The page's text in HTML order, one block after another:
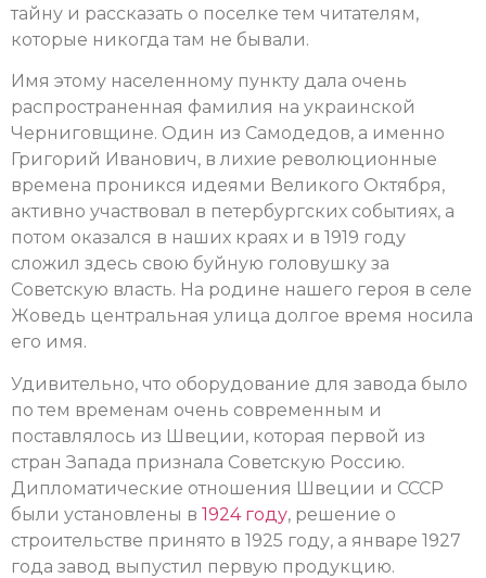
тайну и рассказать о поселке тем читателям,
которые никогда там не бывали.
Имя этому населенному пункту дала очень
распространенная фамилия на украинской
Черниговщине. Один из Самодедов, а именно
Григорий Иванович, в лихие революционные
времена проникся идеями Великого Октября,
активно участвовал в петербургских событиях, а
потом оказался в наших краях и в 1919 году
сложил здесь свою буйную головушку за
Советскую власть. На родине нашего героя в селе
Жоведь центральная улица долгое время носила
его имя.
Удивительно, что оборудование для завода было
по тем временам очень современным и
поставлялось из Швеции, которая первой из
стран Запада признала Советскую Россию.
Дипломатические отношения Швеции и СССР
были установлены в 1924 году, решение о
строительстве принято в 1925 году, а январе 1927
года завод выпустил первую продукцию.